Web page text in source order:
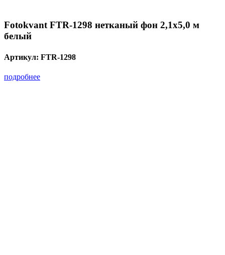
Fotokvant FTR-1298 нетканый фон 2,1х5,0 м
белый
Артикул: FTR-1298
подробнее